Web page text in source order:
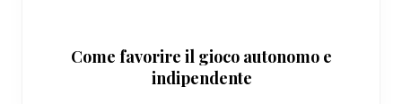
Come favorire il gioco autonomo e
indipendente